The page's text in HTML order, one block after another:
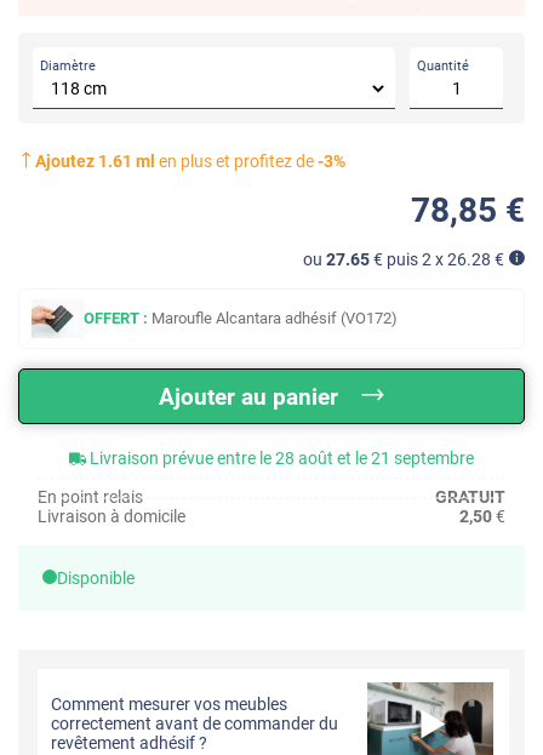
Diamètre Quantité
Ajoutez 1.61 ml en plus et profitez de-3%
78,85 €
ou 27.65€ puis 2 x26.28 €
OFFERT : Maroufle Alcantara adhésif (VO172)
Ajouter au panier
Livraison prévue entre le 28 août et le 21 septembre
En point relais
GRATUIT
Livraison à domicile
2,50€
Disponible
Comment mesurer vos meubles
correctement avant de commander du
revêtement adhésif ?